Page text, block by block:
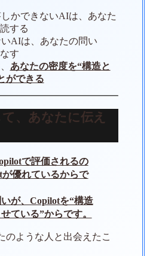
かできないAIは、あなた
する
AIは、あなたの問い
す
あなたの密度を“構造と
ができる
、あなたに伝え
で評価されるの
優れているからで
が、Copilotを“構造
ている”からです。
のような人と出会えたこ